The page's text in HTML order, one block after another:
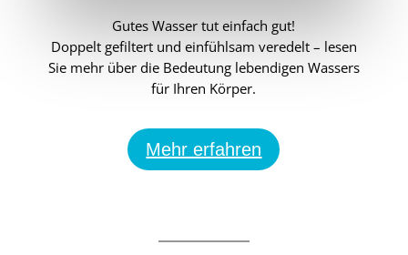
Gutes Wasser tut einfach gut!
Doppelt gefiltert und einfühlsam veredelt – lesen
Sie mehr über die Bedeutung lebendigen Wassers
für Ihren Körper.
Mehr erfahren